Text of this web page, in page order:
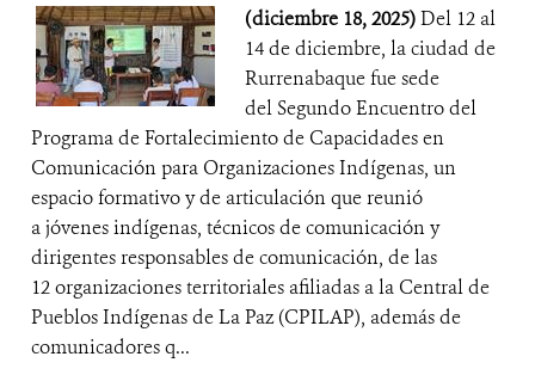
(diciembre 18, 2025)Del 12 al
14 de diciembre, la ciudad de
Rurrenabaque fue sede
del Segundo Encuentro del
Programa de Fortalecimiento de Capacidades en
Comunicación para Organizaciones Indígenas, un
espacio formativo y de articulación que reunió
a jóvenes indígenas, técnicos de comunicación y
dirigentes responsables de comunicación, de las
12 organizaciones territoriales afiliadas a la Central de
Pueblos Indígenas de La Paz (CPILAP), además de
comunicadores q...